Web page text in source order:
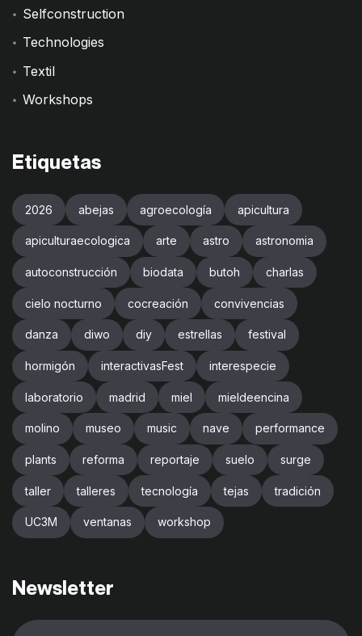
Selfconstruction
Technologies
Textil
Workshops
Etiquetas
2026 abejas agroecología apicultura
apiculturaecologica arte astro astronomia
autoconstrucción biodata butoh charlas
cielo nocturno cocreación convivencias
danza diwo diy estrellas festival
hormigón interactivasFest interespecie
laboratorio madrid miel mieldeencina
molino museo music nave performance
plants reforma reportaje suelo surge
taller talleres tecnología tejas tradición
UC3M ventanas workshop
Newsletter